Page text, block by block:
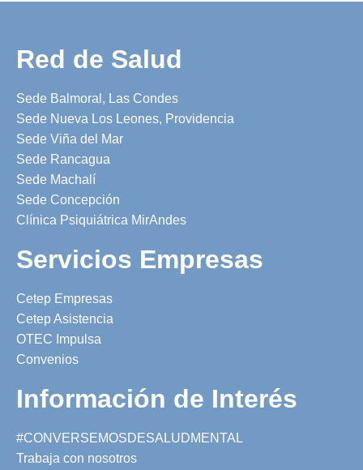
Red de Salud
Sede Balmoral, Las Condes
Sede Nueva Los Leones, Providencia
Sede Viña del Mar
Sede Rancagua
Sede Machalí
Sede Concepción
Clínica Psiquiátrica MirAndes
Servicios Empresas
Cetep Empresas
Cetep Asistencia
OTEC Impulsa
Convenios
Información de Interés
#CONVERSEMOSDESALUDMENTAL
Trabaja con nosotros